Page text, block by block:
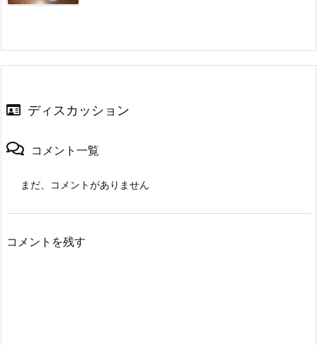
ディスカッション
コメント一覧
まだ、コメントがありません
コメントを残す